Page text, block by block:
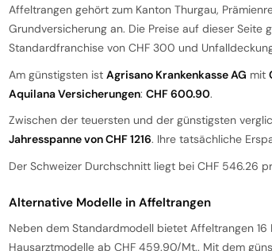
Affeltrangen gehört zum Kanton Thurgau,
Grundversicherung an. Die Preise auf dieser
Standardfranchise von CHF 300 und
Am günstigsten ist Agrisano Krankenkasse AG mit
Aquilana Versicherungen: CHF 600.90.
Zwischen der teuersten und der günstigsten
Jahresspanne von CHF 1216. Ihre tatsächliche
Der Schweizer Durchschnitt liegt bei CHF 546.26
Alternative Modelle in Affeltrangen
Neben dem Standardmodell bietet Affeltrangen
Hausarztmodelle ab CHF 459.90/Mt.. Mit dem